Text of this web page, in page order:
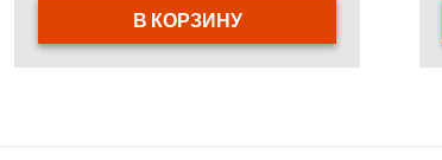
В КОРЗИНУ